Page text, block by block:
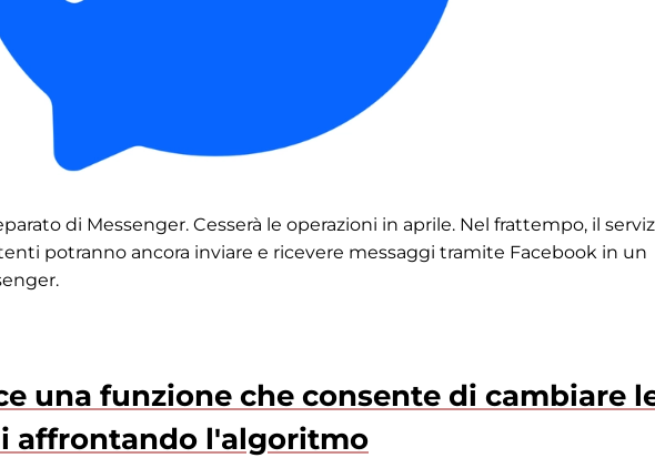
di Messenger. Cesserà le operazioni in aprile. Nel frattempo, il
potranno ancora inviare e ricevere messaggi tramite Facebook in un
una funzione che consente di cambiare
affrontando l'algoritmo